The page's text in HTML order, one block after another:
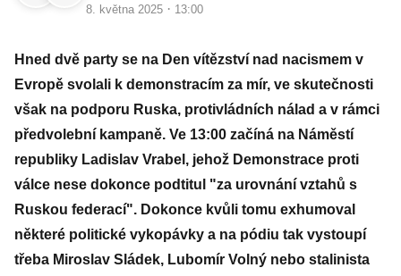
8. května 2025 · 13:00
Hned dvě party se na Den vítězství nad nacismem v
Evropě svolali k demonstracím za mír, ve skutečnosti
však na podporu Ruska, protivládních nálad a v rámci
předvolební kampaně. Ve 13:00 začíná na Náměstí
republiky Ladislav Vrabel, jehož Demonstrace proti
válce nese dokonce podtitul "za urovnání vztahů s
Ruskou federací". Dokonce kvůli tomu exhumoval
některé politické vykopávky a na pódiu tak vystoupí
třeba Miroslav Sládek, Lubomír Volný nebo stalinista